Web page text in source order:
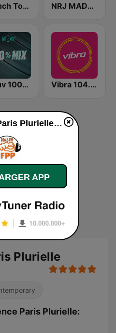
French Touch FM NRJ MADE IN FRANCE
Mouv 100% Mix Vibra 104.9 FM
Plurielle
Paris Plurielle:
Frequence Paris Plurielle en ligne
APP